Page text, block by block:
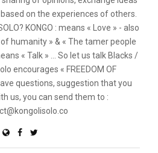
on the experiences of others.
KONGO : means « Love » - also
humanity » & « The tamer people
« Talk » ... So let us talk Blacks /
encourages « FREEDOM OF
questions, suggestion that you
us, you can send them to :